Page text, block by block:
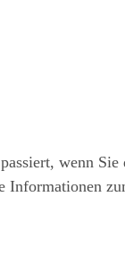
wenn Sie